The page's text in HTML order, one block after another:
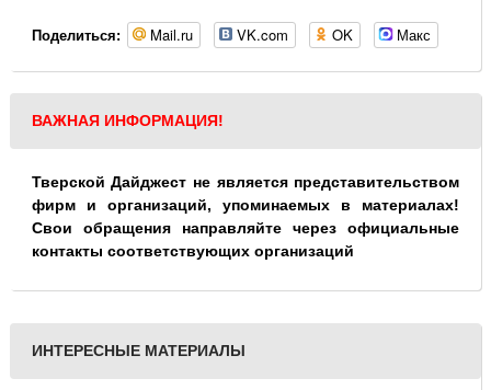
Поделиться: Mail.ru VK.com OK Макс
ВАЖНАЯ ИНФОРМАЦИЯ!
Тверской Дайджест не является представительством
фирм и организаций, упоминаемых в материалах!
Свои обращения направляйте через официальные
контакты соответствующих организаций
ИНТЕРЕСНЫЕ МАТЕРИАЛЫ